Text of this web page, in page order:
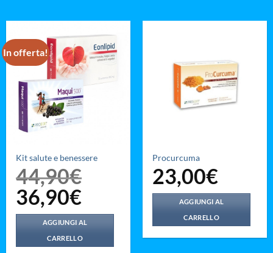
In offerta!
Kit salute e benessere
44,90€
Il
prezzo
originale
era:
44,90€.
36,90€attuale
è:
36,90€.
AGGIUNGI AL
CARRELLO
Procurcuma
23,00€
AGGIUNGI AL
CARRELLO